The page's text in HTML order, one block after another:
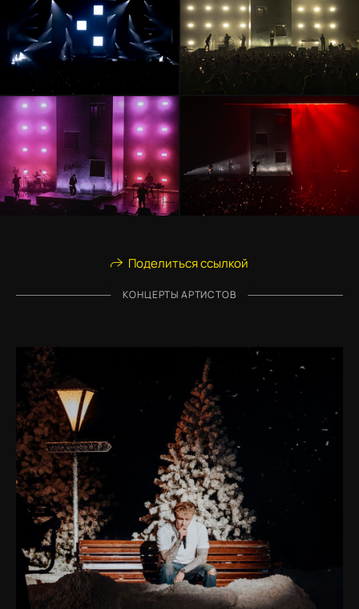
Поделиться ссылкой
КОНЦЕРТЫ АРТИСТОВ